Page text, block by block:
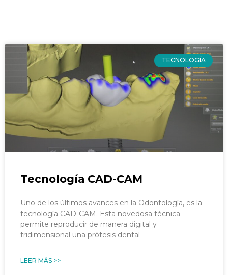
TECNOLOGÍA
Tecnología CAD-CAM
Uno de los últimos avances en la Odontología, es la
tecnología CAD-CAM. Esta novedosa técnica
permite reproducir de manera digital y
tridimensional una prótesis dental
LEER MÁS >>